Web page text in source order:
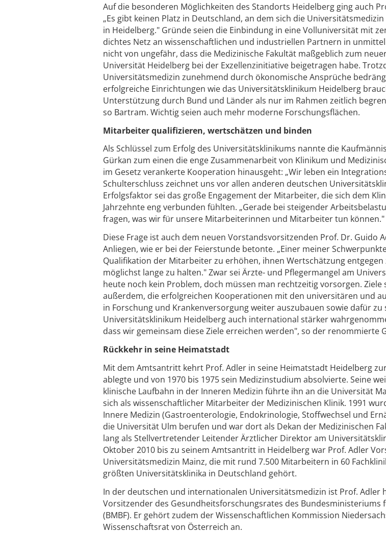
Auf die besonderen Möglichkeiten des Standorts Heidelberg ging auch
„Es gibt keinen Platz in Deutschland, an dem sich die
in Heidelberg." Gründe seien die Einbindung in eine Volluniversität mit
dichtes Netz an wissenschaftlichen und industriellen Partnern in
nicht von ungefähr, dass die Medizinische Fakultät maßgeblich zum
Universität Heidelberg bei der Exzellenzinitiative beigetragen habe.
Universitätsmedizin zunehmend durch ökonomische Ansprüche
erfolgreiche Einrichtungen wie das Universitätsklinikum Heidelberg
Unterstützung durch Bund und Länder als nur im Rahmen zeitlich
so Bartram. Wichtig seien auch mehr moderne Forschungsflächen.
Mitarbeiter qualifizieren, wertschätzen und binden
Als Schlüssel zum Erfolg des Universitätsklinikums nannte die
Gürkan zum einen die enge Zusammenarbeit von Klinikum und
im Gesetz verankerte Kooperation hinausgeht: „Wir leben ein
Schulterschluss zeichnet uns vor allen anderen deutschen
Erfolgsfaktor sei das große Engagement der Mitarbeiter, die sich dem
Jahrzehnte eng verbunden fühlten. „Gerade bei steigender
fragen, was wir für unsere Mitarbeiterinnen und Mitarbeiter tun können."
Diese Frage ist auch dem neuen Vorstandsvorsitzenden Prof. Dr. Guido
Anliegen, wie er bei der Feierstunde betonte. „Einer meiner
Qualifikation der Mitarbeiter zu erhöhen, ihnen Wertschätzung
möglichst lange zu halten." Zwar sei Ärzte- und Pflegermangel am
heute noch kein Problem, doch müssen man rechtzeitig vorsorgen. Ziele
außerdem, die erfolgreichen Kooperationen mit den universitären und
in Forschung und Krankenversorgung weiter auszubauen sowie dafür zu
Universitätsklinikum Heidelberg auch international stärker
dass wir gemeinsam diese Ziele erreichen werden", so der renommierte
Rückkehr in seine Heimatstadt
Mit dem Amtsantritt kehrt Prof. Adler in seine Heimatstadt Heidelberg
ablegte und von 1970 bis 1975 sein Medizinstudium absolvierte. Seine
klinische Laufbahn in der Inneren Medizin führte ihn an die Universität
sich als wissenschaftlicher Mitarbeiter der Medizinischen Klinik. 1991
Innere Medizin (Gastroenterologie, Endokrinologie, Stoffwechsel und
die Universität Ulm berufen und war dort als Dekan der Medizinischen
lang als Stellvertretender Leitender Ärztlicher Direktor am
Oktober 2010 bis zu seinem Amtsantritt in Heidelberg war Prof. Adler
Universitätsmedizin Mainz, die mit rund 7.500 Mitarbeitern in 60
größten Universitätsklinika in Deutschland gehört.
In der deutschen und internationalen Universitätsmedizin ist Prof. Adler
Vorsitzender des Gesundheitsforschungsrates des Bundesministeriums
(BMBF). Er gehört zudem der Wissenschaftlichen Kommission
Wissenschaftsrat von Österreich an.